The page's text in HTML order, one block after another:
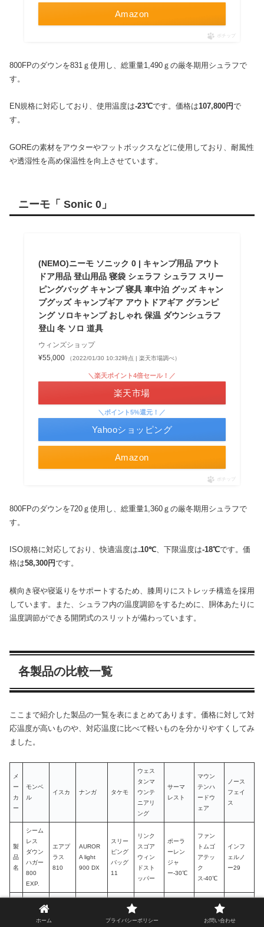
Amazon
ポチップ
800FPのダウンを831ｇ使用し、総重量1,490ｇの厳冬期用シュラフで
す。
EN規格に対応しており、使用温度は-23℃です。価格は107,800円で
す。
GOREの素材をアウターやフットボックスなどに使用しており、耐風性
や透湿性を高め保温性を向上させています。
ニーモ「 Sonic 0」
(NEMO)ニーモ ソニック 0 | キャンプ用品 アウト
ドア用品 登山用品 寝袋 シェラフ シュラフ スリー
ピングバッグ キャンプ 寝具 車中泊 グッズ キャン
プグッズ キャンプギア アウトドアギア グランピ
ング ソロキャンプ おしゃれ 保温 ダウンシュラフ
登山 冬 ソロ 道具
ウィンズショップ
¥55,000
（2022/01/30 10:32時点 | 楽天市場調べ）
Amazon
＼楽天ポイント4倍セール！／
楽天市場
＼ポイント5%還元！／
Yahooショッピング
ポチップ
800FPのダウンを720ｇ使用し、総重量1,360ｇの厳冬期用シュラフで
す。
ISO規格に対応しており、快適温度は₋10℃、下限温度は-18℃です。価
格は58,300円です。
横向き寝や寝返りをサポートするため、膝周りにストレッチ構造を採用
しています。また、シュラフ内の温度調節をするために、胴体あたりに
温度調節ができる開閉式のスリットが備わっています。
各製品の比較一覧
ここまで紹介した製品の一覧を表にまとめてあります。価格に対して対
応温度が高いものや、対応温度に比べて軽いものを分かりやすくしてみ
ました。
メ
ー
カ
ー
モンベ
ル
イスカ ナンガ タケモ
ウェス
タンマ
ウンテ
ニアリ
ング
サーマ
レスト
マウン
テンハ
ードウ
ェア
ノース
フェイ
ス
製
品
名
シーム
レス
ダウン
ハガー
800
EXP.
エアプ
ラス
810
AUROR
A light
900 DX
スリー
ピング
バッグ
11
リンク
スゴア
ウィン
ドスト
ッパー
ポーラ
ーレン
ジャ
ー-30℃
ファン
トムゴ
アテッ
ク
ス-40℃
インフ
ェルノ
ー29
1,364
1,650
ｇ
1,973ｇ
ホーム プライバシーポリシー お問い合わせ